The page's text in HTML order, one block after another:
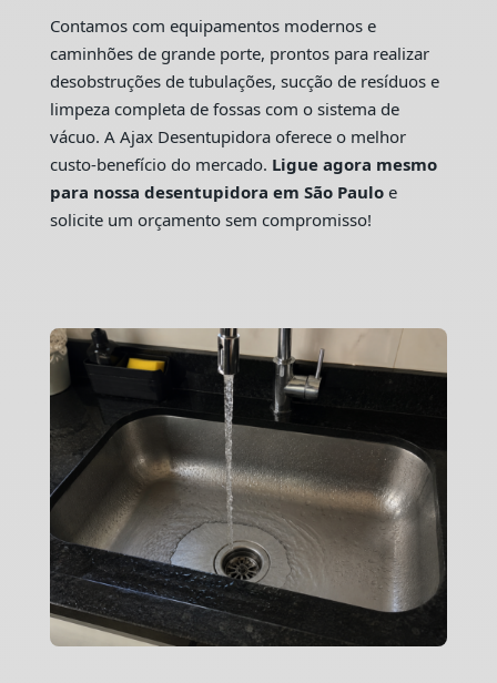
Contamos com equipamentos modernos e
caminhões de grande porte, prontos para realizar
desobstruções de tubulações, sucção de resíduos e
limpeza completa de fossas com o sistema de
vácuo. A Ajax Desentupidora oferece o melhor
custo-benefício do mercado. Ligue agora mesmo
para nossa desentupidora em São Pauloe
solicite um orçamento sem compromisso!